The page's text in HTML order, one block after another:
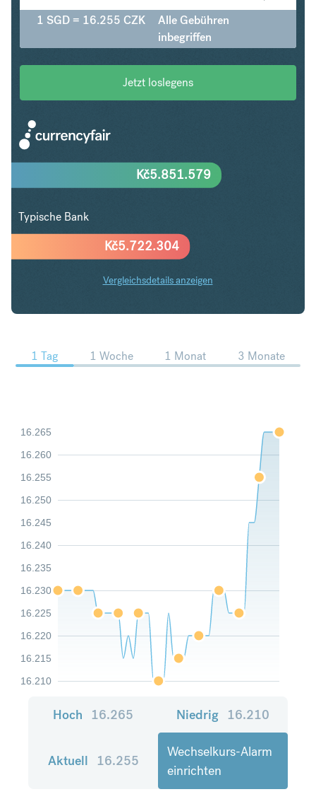
1 SGD = 16.255 CZK
Alle Gebühren
inbegriffen
Jetzt loslegens
Kč5.722.304
Kč5.851.579
Typische Bank
Vergleichsdetails anzeigen
SGD in CZK Trends
1 Tag 1 Woche 1 Monat 3 Monate
16.210
16.215
16.220
16.225
16.230
16.235
16.240
16.245
16.250
16.255
16.260
16.265
Hoch 16.265 Niedrig 16.210
Aktuell 16.255
Wechselkurs-Alarm
einrichten